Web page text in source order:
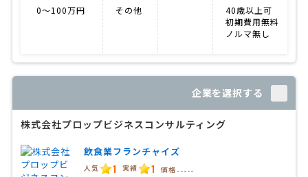
0〜100万円
その他
40歳以上可
初期費用無料
ノルマ無し
企業を選択する
株式会社プロップビジネスコンサルティング
飲食業フランチャイズ
人気 1 実績 1 価格 -----